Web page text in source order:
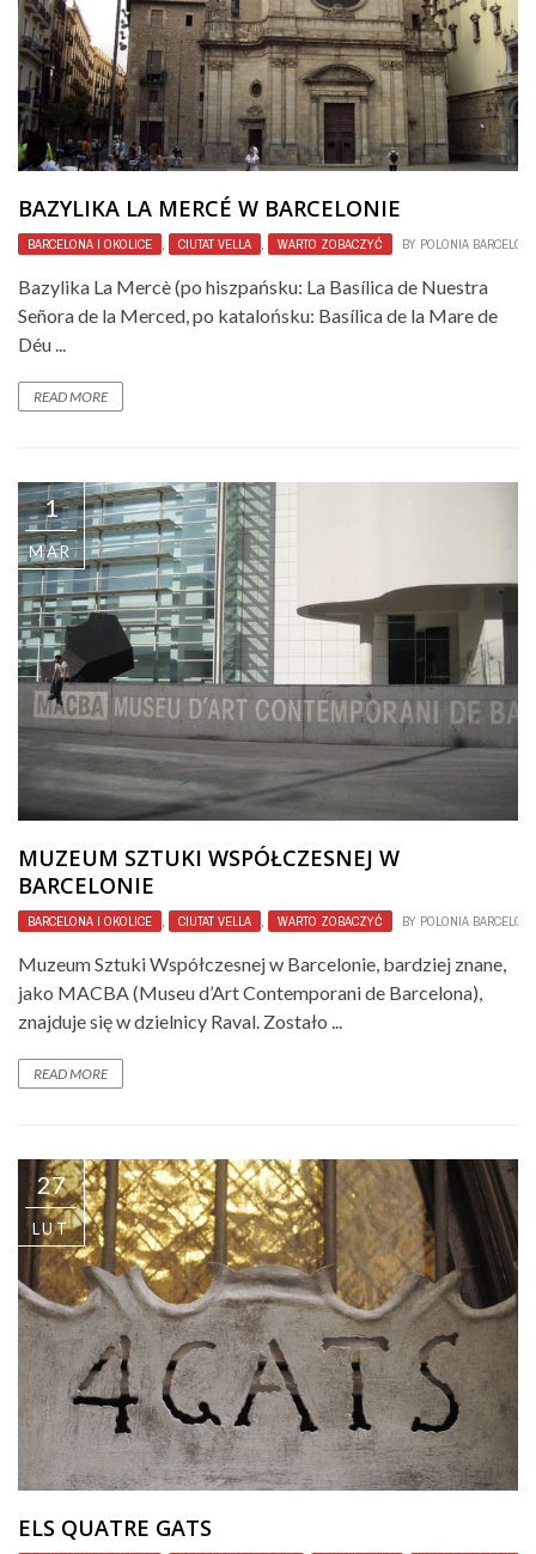
BAZYLIKA LA MERCÉ W BARCELONIE
BARCELONA I OKOLICE , CIUTAT VELLA , WARTO ZOBACZYĆ BY POLONIA
Bazylika La Mercè (po hiszpańsku: La Basílica de Nuestra
Señora de la Merced, po katalońsku: Basílica de la Mare de
Déu ...
READ MORE
1
MAR
MUZEUM SZTUKI WSPÓŁCZESNEJ W
BARCELONIE
BARCELONA I OKOLICE , CIUTAT VELLA , WARTO ZOBACZYĆ BY POLONIA
Muzeum Sztuki Współczesnej w Barcelonie, bardziej znane,
jako MACBA (Museu d’Art Contemporani de Barcelona),
znajduje się w dzielnicy Raval. Zostało ...
READ MORE
27
LUT
ELS QUATRE GATS